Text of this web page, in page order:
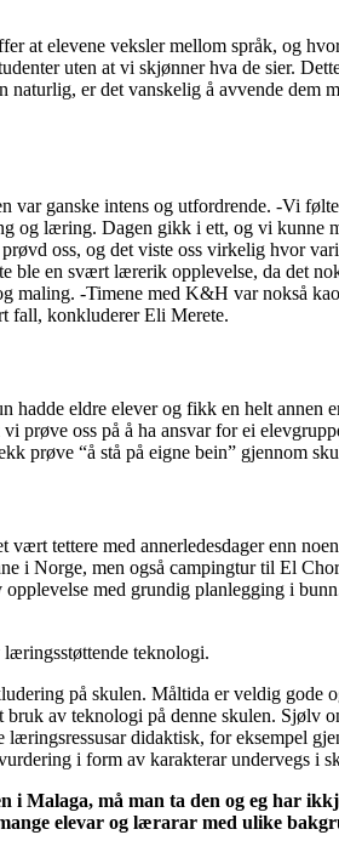
at elevene veksler mellom språk, og
uten at vi skjønner hva de sier.
naturlig, er det vanskelig å avvende dem
var ganske intens og utfordrende. -Vi
og læring. Dagen gikk i ett, og vi kunne
oss, og det viste oss virkelig hvor
ble en svært lærerik opplevelse, da det
maling. -Timene med K&H var nokså
fall, konkluderer Eli Merete.
hadde eldre elever og fikk en helt
prøve oss på å ha ansvar for ei
prøve “å stå på eigne bein” gjennom
vært tettere med annerledesdager enn
i Norge, men også campingtur til El
opplevelse med grundig planlegging i
teknologi.
på skulen. Måltida er veldig gode
av teknologi på denne skulen. Sjølv
didaktisk, for eksempel
i form av karakterar undervegs i
i Malaga, må man ta den og eg har
elevar og lærarar med ulike